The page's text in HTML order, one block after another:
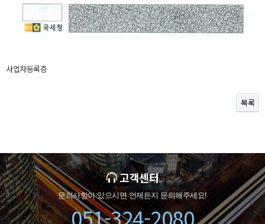
사업자등록증
목록
고객센터
문의사항이 있으시면 언제든지 문의해주세요!
051-324-2080